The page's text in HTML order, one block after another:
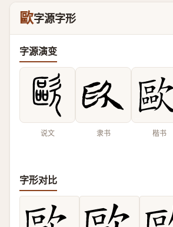
歐字源字形
字源演变
说文 隶书 楷书
字形对比